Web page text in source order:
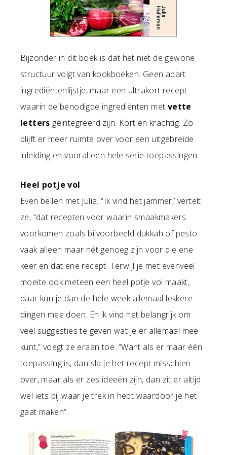
Bijzonder in dit boek is dat het niet de gewone
structuur volgt van kookboeken. Geen apart
ingrediëntenlijstje, maar een ultrakort recept
waarin de benodigde ingrediënten met vette
letters geïntegreerd zijn. Kort en krachtig. Zo
blijft er meer ruimte over voor een uitgebreide
inleiding en vooral een hele serie toepassingen.
Heel potje vol
Even bellen met Julia. “Ik vind het jammer,’ vertelt
ze, “dat recepten voor waarin smaakmakers
voorkomen zoals bijvoorbeeld dukkah of pesto
vaak alleen maar nét genoeg zijn voor die ene
keer en dat ene recept. Terwijl je met evenveel
moeite ook meteen een heel potje vol maakt,
daar kun je dan de hele week allemaal lekkere
dingen mee doen. En ik vind het belangrijk om
veel suggesties te geven wat je er allemaal mee
kunt,” voegt ze eraan toe. “Want als er maar één
toepassing is, dan sla je het recept misschien
over, maar als er zes ideeën zijn, dan zit er altijd
wel iets bij waar je trek in hebt waardoor je het
gaat maken”.